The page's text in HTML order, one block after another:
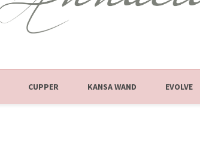
CUPPER KANSA WAND EVOLVE